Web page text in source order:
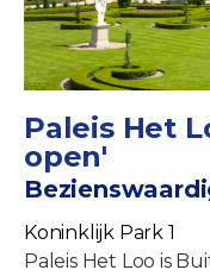
Paleis Het
open'
Koninklijk Park 1
Paleis Het Loo is